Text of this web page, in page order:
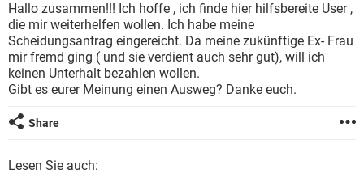
Hallo zusammen!!! Ich hoffe , ich finde hier hilfsbereite User ,
die mir weiterhelfen wollen. Ich habe meine
Scheidungsantrag eingereicht. Da meine zukünftige Ex- Frau
mir fremd ging ( und sie verdient auch sehr gut), will ich
keinen Unterhalt bezahlen wollen.
Gibt es eurer Meinung einen Ausweg? Danke euch.
Share
Lesen Sie auch: